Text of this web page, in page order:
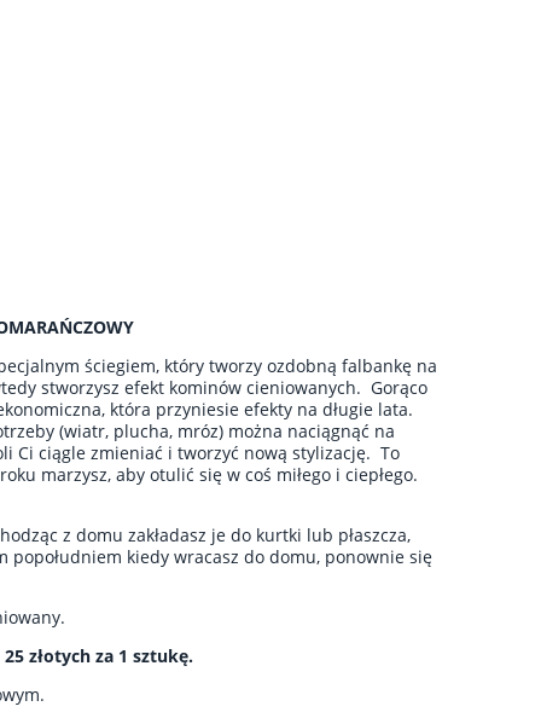
ściegiem, który tworzy ozdobną falbankę na
stworzysz efekt kominów cieniowanych. Gorąco
która przyniesie efekty na długie lata.
(wiatr, plucha, mróz) można naciągnąć na
Ci ciągle zmieniać i tworzyć nową stylizację. To
marzysz, aby otulić się w coś miłego i ciepłego.
z domu zakładasz je do kurtki lub płaszcza,
kiedy wracasz do domu, ponownie się
złotych za 1 sztukę.